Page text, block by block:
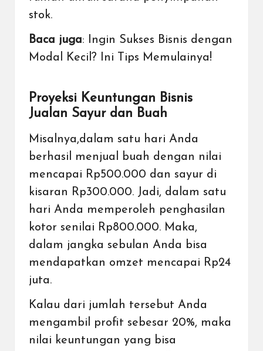
stok.
Baca juga: Ingin Sukses Bisnis dengan
Modal Kecil? Ini Tips Memulainya!
Proyeksi Keuntungan Bisnis
Jualan Sayur dan Buah
Misalnya,dalam satu hari Anda
berhasil menjual buah dengan nilai
mencapai Rp500.000 dan sayur di
kisaran Rp300.000. Jadi, dalam satu
hari Anda memperoleh penghasilan
kotor senilai Rp800.000. Maka,
dalam jangka sebulan Anda bisa
mendapatkan omzet mencapai Rp24
juta.
Kalau dari jumlah tersebut Anda
mengambil profit sebesar 20%, maka
nilai keuntungan yang bisa